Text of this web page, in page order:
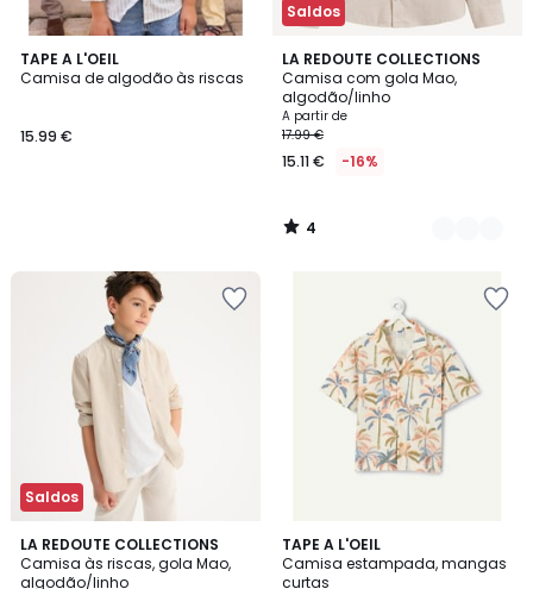
TAPE A L'OEIL
Camisa de algodão às riscas
15.99 €
Saldos
LA REDOUTE COLLECTIONS
Camisa com gola Mao,
algodão/linho
A partir de
17.99 €
15.11 € -16%
4
/
5
2
Cores
4
/
Saldos
LA REDOUTE COLLECTIONS
Camisa às riscas, gola Mao,
algodão/linho
TAPE A L'OEIL
Camisa estampada, mangas
curtas